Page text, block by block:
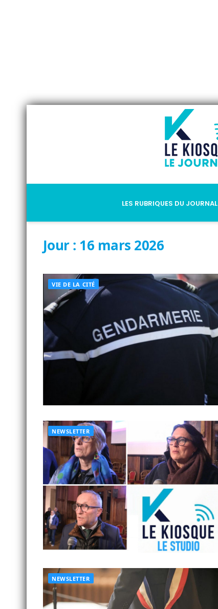
LES RUBRIQUES DU JOURNAL
Jour : 16 mars 2026
VIE DE LA CITÉ
NEWSLETTER
NEWSLETTER